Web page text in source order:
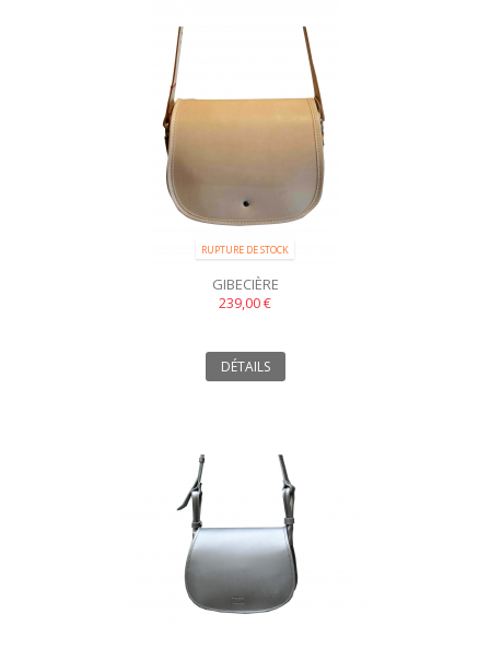
RUPTURE DE STOCK
GIBECIÈRE
239,00 €
DÉTAILS